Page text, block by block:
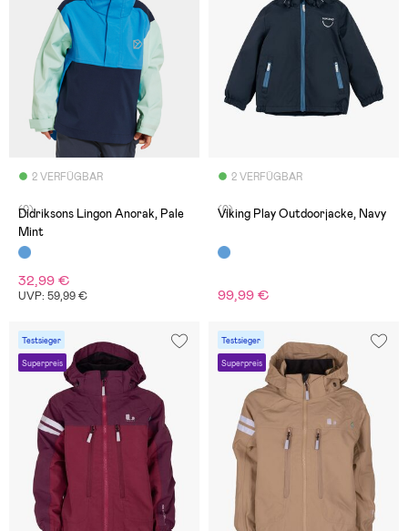
2 VERFÜGBAR
(0)
Didriksons Lingon Anorak, Pale
Mint
32,99 €
UVP: 59,99 €
2 VERFÜGBAR
(0)
Viking Play Outdoorjacke, Navy
99,99 €
Testsieger
Superpreis
Testsieger
Superpreis